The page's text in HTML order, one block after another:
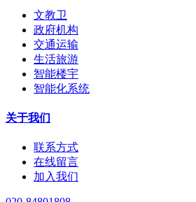
文教卫
政府机构
交通运输
生活旅游
智能楼宇
智能化系统
关于我们
联系方式
在线留言
加入我们